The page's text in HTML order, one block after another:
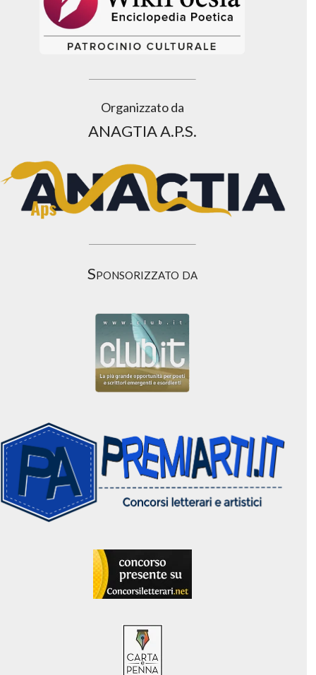
Organizzato da
ANAGTIA A.P.S.
Sponsorizzato da